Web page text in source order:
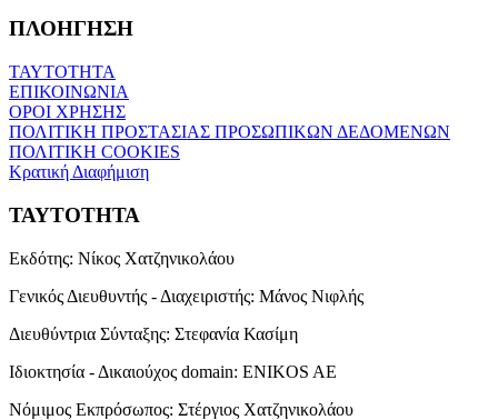
ΠΛΟΗΓΗΣΗ
ΤΑΥΤΟΤΗΤΑ
ΕΠΙΚΟΙΝΩΝΙΑ
ΟΡΟΙ ΧΡΗΣΗΣ
ΠΟΛΙΤΙΚΗ ΠΡΟΣΤΑΣΙΑΣ ΠΡΟΣΩΠΙΚΩΝ ΔΕΔΟΜΕΝΩΝ
ΠΟΛΙΤΙΚΗ COOKIES
Κρατική Διαφήμιση
ΤΑΥΤΟΤΗΤΑ
Εκδότης: Νίκος Χατζηνικολάου
Γενικός Διευθυντής - Διαχειριστής: Μάνος Νιφλής
Διευθύντρια Σύνταξης: Στεφανία Κασίμη
Ιδιοκτησία - Δικαιούχος domain: ENIKOS AE
Νόμιμος Εκπρόσωπος: Στέργιος Χατζηνικολάου